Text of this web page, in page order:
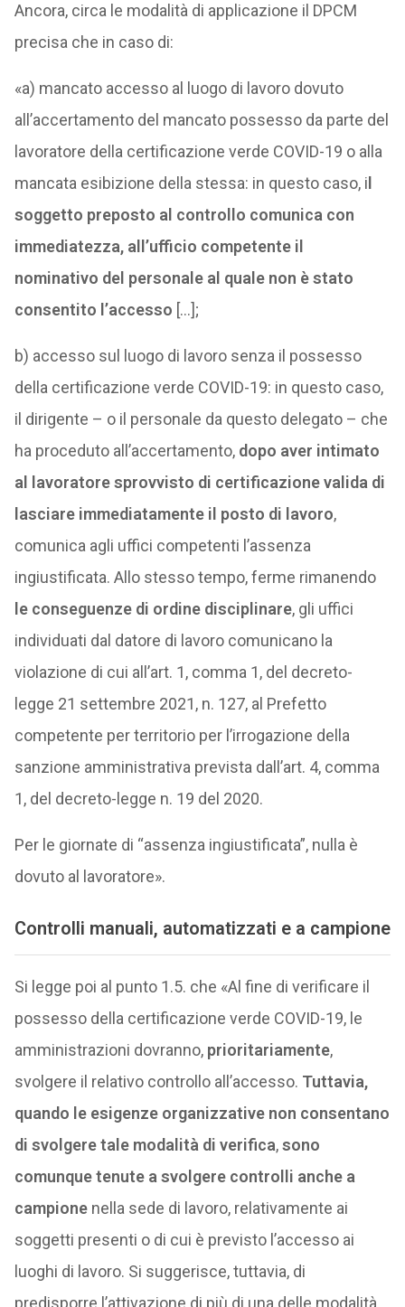
Ancora, circa le modalità di applicazione il DPCM
precisa che in caso di:
«a) mancato accesso al luogo di lavoro dovuto
all’accertamento del mancato possesso da parte del
lavoratore della certificazione verde COVID-19 o alla
mancata esibizione della stessa: in questo caso, i
soggetto preposto al controllo comunica con
immediatezza, all’ufficio competente il
nominativo del personale al quale non è stato
consentito l’accesso […];
b) accesso sul luogo di lavoro senza il possesso
della certificazione verde COVID-19: in questo caso,
il dirigente – o il personale da questo delegato – che
ha proceduto all’accertamento, dopo aver intimato
al lavoratore sprovvisto di certificazione valida di
lasciare immediatamente il posto di lavoro,
comunica agli uffici competenti l’assenza
ingiustificata. Allo stesso tempo, ferme rimanendo
le conseguenze di ordine disciplinare, gli uffici
individuati dal datore di lavoro comunicano la
violazione di cui all’art. 1, comma 1, del decreto-
legge 21 settembre 2021, n. 127, al Prefetto
competente per territorio per l’irrogazione della
sanzione amministrativa prevista dall’art. 4, comma
1, del decreto-legge n. 19 del 2020.
Per le giornate di “assenza ingiustificata”, nulla è
dovuto al lavoratore».
Controlli manuali, automatizzati e a campione
Si legge poi al punto 1.5. che «Al fine di verificare il
possesso della certificazione verde COVID-19, le
amministrazioni dovranno, prioritariamente,
svolgere il relativo controllo all’accesso. Tuttavia,
quando le esigenze organizzative non consentano
di svolgere tale modalità di verifica,sono
comunquetenute a svolgere controlli anche a
campione nella sede di lavoro, relativamente ai
soggetti presenti o di cui è previsto l’accesso ai
luoghi di lavoro. Si suggerisce, tuttavia, di
predisporre l’attivazione di più di una delle modalità